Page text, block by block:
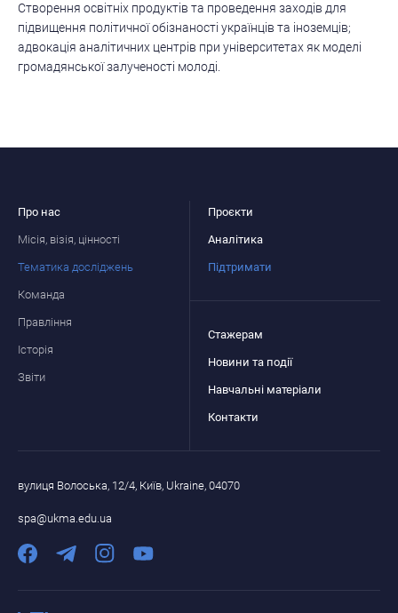
Створення освітніх продуктів та проведення заходів для
підвищення політичної обізнаності українців та іноземців;
адвокація аналітичних центрів при університетах як моделі
громадянської залученості молоді.
Про нас
Місія, візія, цінності
Тематика досліджень
Команда
Правління
Історія
Звіти
Проєкти
Аналітика
Підтримати
Стажерам
Новини та події
Навчальні матеріали
Контакти
вулиця Волоська, 12/4, Київ, Ukraine, 04070
spa@ukma.edu.ua